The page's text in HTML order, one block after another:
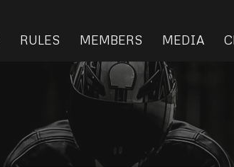
RULES MEMBERS MEDIA